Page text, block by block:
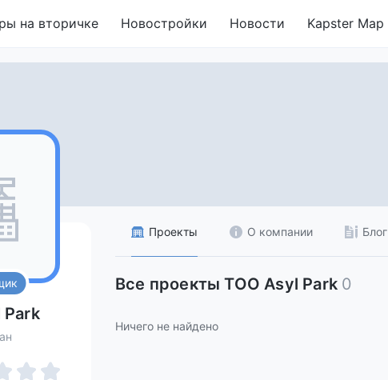
на вторичке Новостройки Новости Kapster Map
Проекты О компании Блог
Все проекты ТОО Asyl Park 0
Ничего не найдено